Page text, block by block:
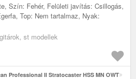
Szín: Fehér, Felületi javítás: Csillogás,
Top: Nem tartalmaz, Nyak:
st modellek
Professional II Stratocaster HSS MN OWT